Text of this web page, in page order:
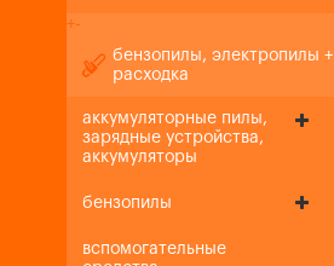
+-
бензопилы, электропилы +
расходка
аккумуляторные пилы,
зарядные устройства,
аккумуляторы
бензопилы
вспомогательные